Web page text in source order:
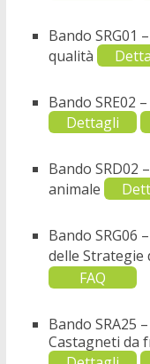
Bando SRG01
qualità
Bando SRE02
Dettagli
Bando SRD02
animale
Bando SRG06
delle Strategie
FAQ
Bando SRA25
Castagneti da